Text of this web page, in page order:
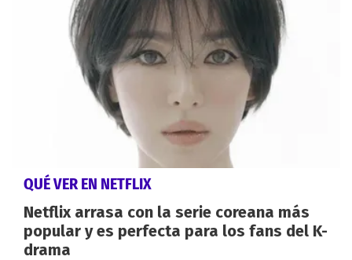
QUÉ VER EN NETFLIX
Netflix arrasa con la serie coreana más
popular y es perfecta para los fans del K-
drama